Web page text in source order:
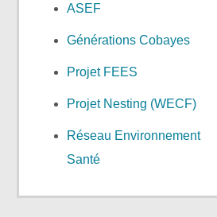
ASEF
Générations Cobayes
Projet FEES
Projet Nesting (WECF)
Réseau Environnement
Santé